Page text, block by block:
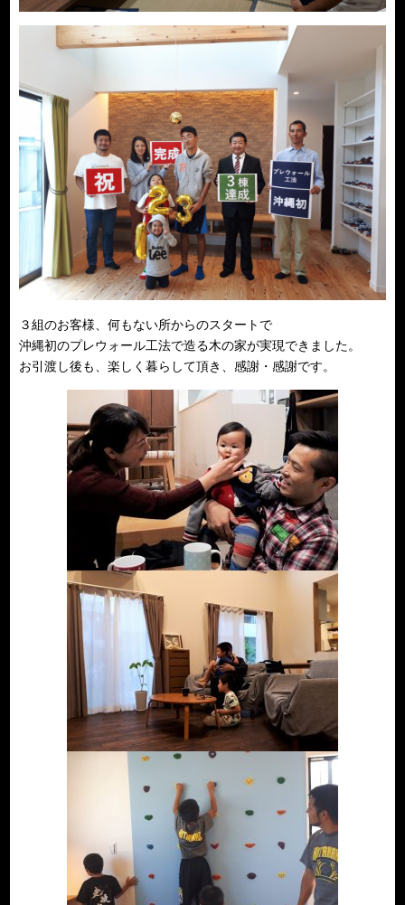
３組のお客様、何もない所からのスタートで
沖縄初のプレウォール工法で造る木の家が実現できました。
お引渡し後も、楽しく暮らして頂き、感謝・感謝です。